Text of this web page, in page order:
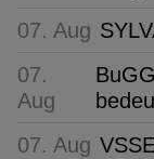
07. Aug
07.
Aug
07. Aug